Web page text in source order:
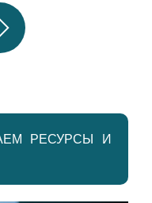
РЕСУРСЫ И